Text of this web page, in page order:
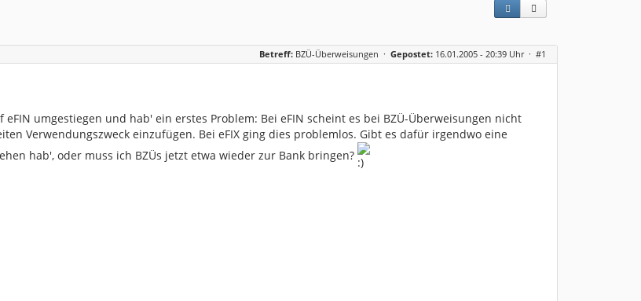
Betreff: BZÜ-Überweisungen · Gepostet: 16.01.2005 - 20:39 Uhr · #1
eFIN umgestiegen und hab' ein erstes Problem: Bei eFIN scheint es bei BZÜ-Überweisungen nicht
Verwendungszweck einzufügen. Bei eFIX ging dies problemlos. Gibt es dafür irgendwo eine
hab', oder muss ich BZÜs jetzt etwa wieder zur Bank bringen?